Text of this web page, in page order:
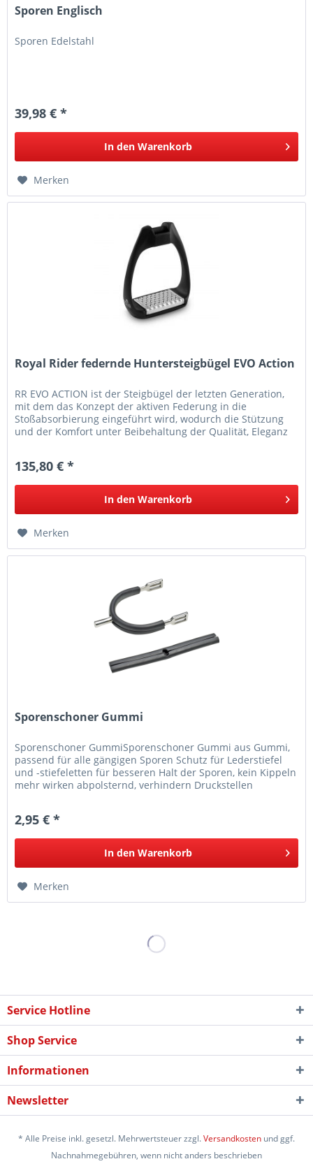
Sporen Englisch
Sporen Edelstahl
39,98 € *
In den Warenkorb
Merken
Royal Rider federnde Huntersteigbügel EVO Action
RR EVO ACTION ist der Steigbügel der letzten Generation,
mit dem das Konzept der aktiven Federung in die
Stoßabsorbierung eingeführt wird, wodurch die Stützung
und der Komfort unter Beibehaltung der Qualität, Eleganz
135,80 € *
In den Warenkorb
Merken
Sporenschoner Gummi
Sporenschoner GummiSporenschoner Gummi aus Gummi,
passend für alle gängigen Sporen Schutz für Lederstiefel
und -stiefeletten für besseren Halt der Sporen, kein Kippeln
mehr wirken abpolsternd, verhindern Druckstellen
2,95 € *
In den Warenkorb
Merken
Service Hotline
Shop Service
Informationen
Newsletter
* Alle Preise inkl. gesetzl. Mehrwertsteuer zzgl.Versandkosten und ggf.
Nachnahmegebühren, wenn nicht anders beschrieben